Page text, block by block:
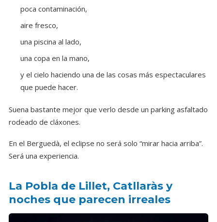
poca contaminación,
aire fresco,
una piscina al lado,
una copa en la mano,
y el cielo haciendo una de las cosas más espectaculares
que puede hacer.
Suena bastante mejor que verlo desde un parking asfaltado
rodeado de cláxones.
En el Berguedà, el eclipse no será solo “mirar hacia arriba”.
Será una experiencia.
La Pobla de Lillet, Catllaràs y
noches que parecen irreales